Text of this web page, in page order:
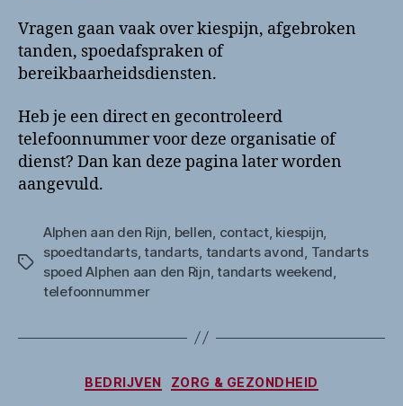
Vragen gaan vaak over kiespijn, afgebroken
tanden, spoedafspraken of
bereikbaarheidsdiensten.
Heb je een direct en gecontroleerd
telefoonnummer voor deze organisatie of
dienst? Dan kan deze pagina later worden
aangevuld.
Tags
Alphen aan den Rijn bellen contact, kiespijn
spoedtandarts,tandarts tandarts avond Tandarts
spoed Alphen aan den Rijn ,tandarts weekend
telefoonnummer
Categorieën
BEDRIJVEN ZORG & GEZONDHEID